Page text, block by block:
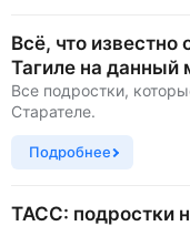
Всё, что
Тагиле на данный
Все подростки,
Старателе.
Подробнее
ТАСС: подростки